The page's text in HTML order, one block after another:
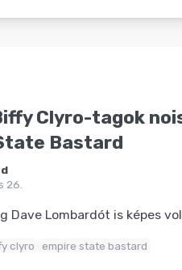
Clyro-tagok
Bastard
26.
Dave Lombardót is képes
clyro empire state bastard